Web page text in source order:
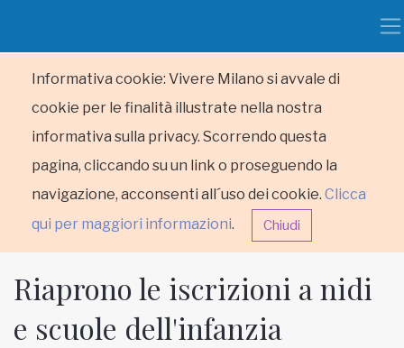
Informativa cookie: Vivere Milano si avvale di
cookie per le finalità illustrate nella nostra
informativa sulla privacy. Scorrendo questa
pagina, cliccando su un link o proseguendo la
navigazione, acconsenti all´uso dei cookie. Clicca
qui per maggiori informazioni. Chiudi
Riaprono le iscrizioni a nidi
e scuole dell'infanzia